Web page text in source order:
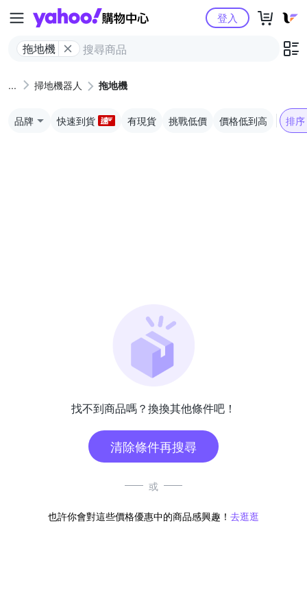
Yahoo購物中心
拖地機
登入
掃地機器人 拖地機
品牌 快速到貨 有現貨 挑戰低價 價格低到高 排序
找不到商品嗎？換換其他條件吧！
清除條件再搜尋
或
也許你會對這些價格優惠中的商品感興趣！ 去逛逛